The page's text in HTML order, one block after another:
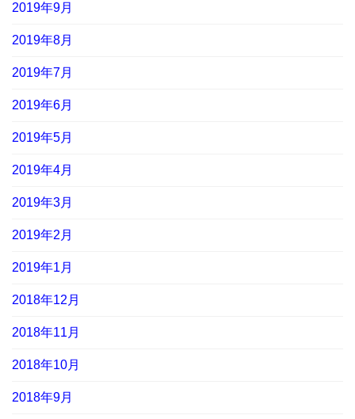
2019年9月
2019年8月
2019年7月
2019年6月
2019年5月
2019年4月
2019年3月
2019年2月
2019年1月
2018年12月
2018年11月
2018年10月
2018年9月